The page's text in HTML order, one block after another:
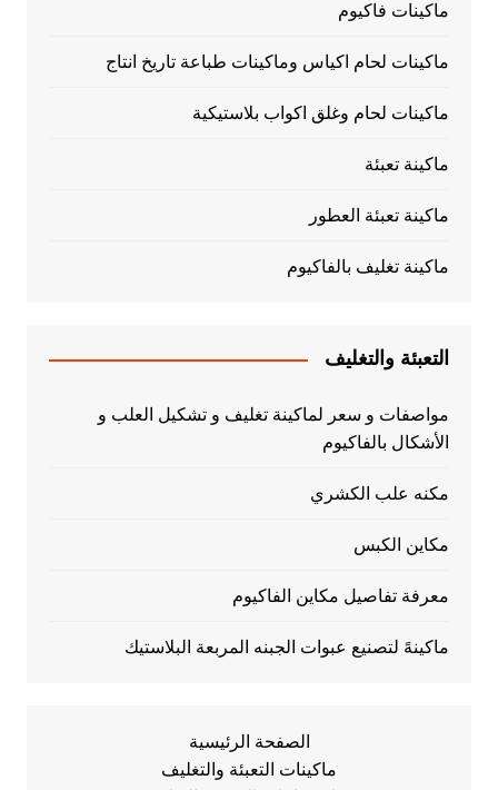
ماكينات فاكيوم
ماكينات لحام اكياس وماكينات طباعة تاريخ انتاج
ماكينات لحام وغلق اكواب بلاستيكية
ماكينة تعبئة
ماكينة تعبئة العطور
ماكينة تغليف بالفاكيوم
التعبئة والتغليف
مواصفات و سعر لماكينة تغليف و تشكيل العلب و
الأشكال بالفاكيوم
مكنه علب الكشري
مكاين الكبس
معرفة تفاصيل مكاين الفاكيوم
ماكينهً لتصنيع عبوات الجبنه المربعة البلاستيك
الصفحة الرئيسية
ماكينات التعبئة والتغليف